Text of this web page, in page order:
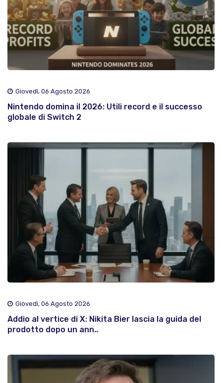
Giovedì, 06 Agosto 2026
Nintendo domina il 2026: Utili record e il successo
globale di Switch 2
Giovedì, 06 Agosto 2026
Addio al vertice di X: Nikita Bier lascia la guida del
prodotto dopo un ann..